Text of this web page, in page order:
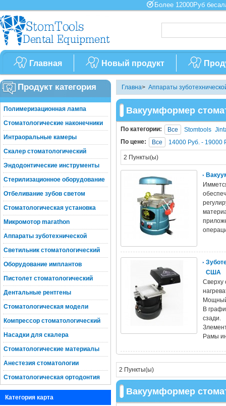
Более 12000Руб
Главная Новый продукт
Главна> Аппараты
Вакуумформер
По категории: Все Stomtools
По цене:
Все 14000 Руб. - 19000
2 Пункты(ы)
США
Сверху
В
сзади.
Рамы
2 Пункты(ы)
Вакуумформер
Продукт категория
Полимеризационная лампа
Стоматологические наконечники
Интраоральные камеры
Скалер стоматологический
Эндодонтические инструменты
Стерилизационное оборудование
Отбеливание зубов светом
Стоматологическая установка
Микромотор marathon
Аппараты зуботехнической
Светильник стоматологический
Оборудование имплантов
Пистолет стоматологический
Дентальные рентгены
Стоматологическая модели
Компрессор стоматологический
Насадки для скалера
Стоматологические материалы
Анестезия стоматологии
Стоматологическая ортодонтия
Категория карта